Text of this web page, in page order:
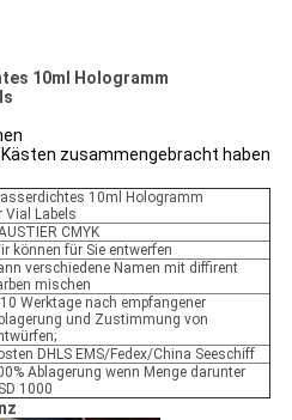
10ml Hologramm
zusammengebracht haben
10ml Hologramm
Vial Labels
CMYK
können für Sie entwerfen
verschiedene Namen mit diffirent
mischen
Werktage nach empfangener
und Zustimmung von
DHLS EMS/Fedex/China Seeschiff
Ablagerung wenn Menge darunter
1000